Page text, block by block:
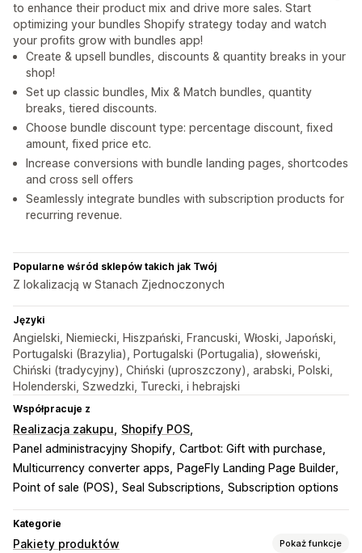
to enhance their product mix and drive more sales. Start
optimizing your bundles Shopify strategy today and watch
your profits grow with bundles app!
Create & upsell bundles, discounts & quantity breaks in your
shop!
Set up classic bundles, Mix & Match bundles, quantity
breaks, tiered discounts.
Choose bundle discount type: percentage discount, fixed
amount, fixed price etc.
Increase conversions with bundle landing pages, shortcodes
and cross sell offers
Seamlessly integrate bundles with subscription products for
recurring revenue.
Popularne wśród sklepów takich jak Twój
Z lokalizacją w Stanach Zjednoczonych
Języki
Angielski, Niemiecki, Hiszpański, Francuski, Włoski, Japoński,
Portugalski (Brazylia), Portugalski (Portugalia), słoweński,
Chiński (tradycyjny), Chiński (uproszczony), arabski, Polski,
Holenderski, Szwedzki, Turecki, i hebrajski
Współpracuje z
Realizacja zakupu
Shopify POS
Panel administracyjny Shopify Cartbot: Gift with purchase
Multicurrency converter apps
PageFly Landing Page Builder
Point of sale (POS)
Seal Subscriptions Subscription options
Kategorie
Pakiety produktów Pokaż funkcje